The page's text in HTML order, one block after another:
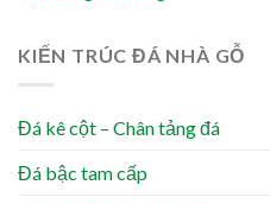
KIẾN TRÚC ĐÁ NHÀ GỖ
Đá kê cột – Chân tảng đá
Đá bậc tam cấp